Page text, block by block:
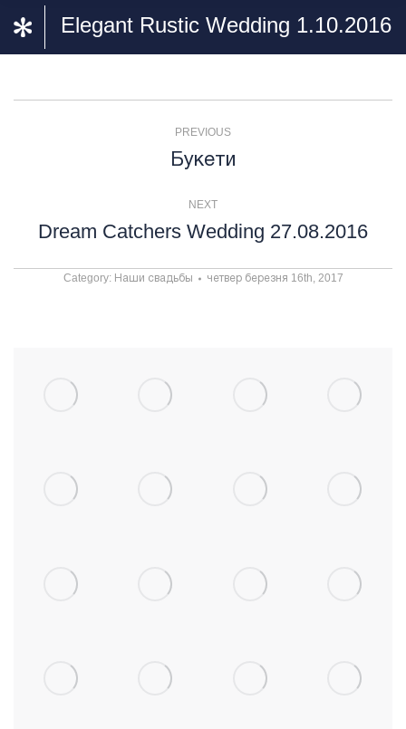
Elegant Rustic Wedding 1.10.2016
Category: Наши свадьбы четвер березня 16th, 2017
PREVIOUS
Previous
Букети
NEXT
Next
Dream Catchers Wedding 27.08.2016